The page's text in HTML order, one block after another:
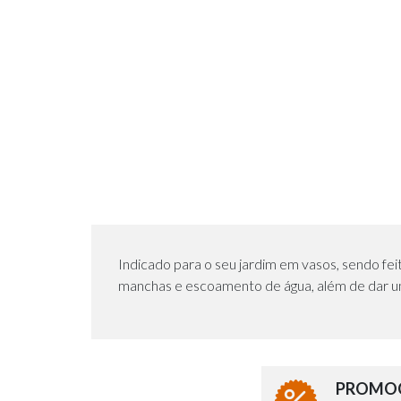
Indicado para o seu jardim em vasos, sendo
manchas e escoamento de água, além de